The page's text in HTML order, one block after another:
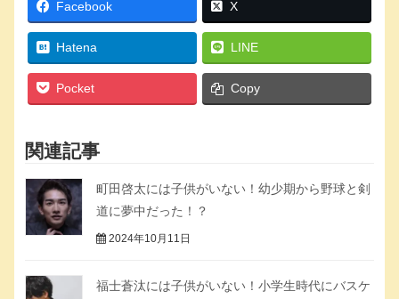
Facebook X
Hatena LINE
Pocket Copy
関連記事
町田啓太には子供がいない！幼少期から野球と剣
道に夢中だった！？
2024年10月11日
福士蒼汰には子供がいない！小学生時代にバスケ